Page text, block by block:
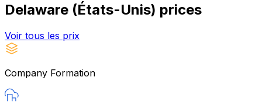
Delaware (États-Unis) prices
Voir tous les prix
Company Formation